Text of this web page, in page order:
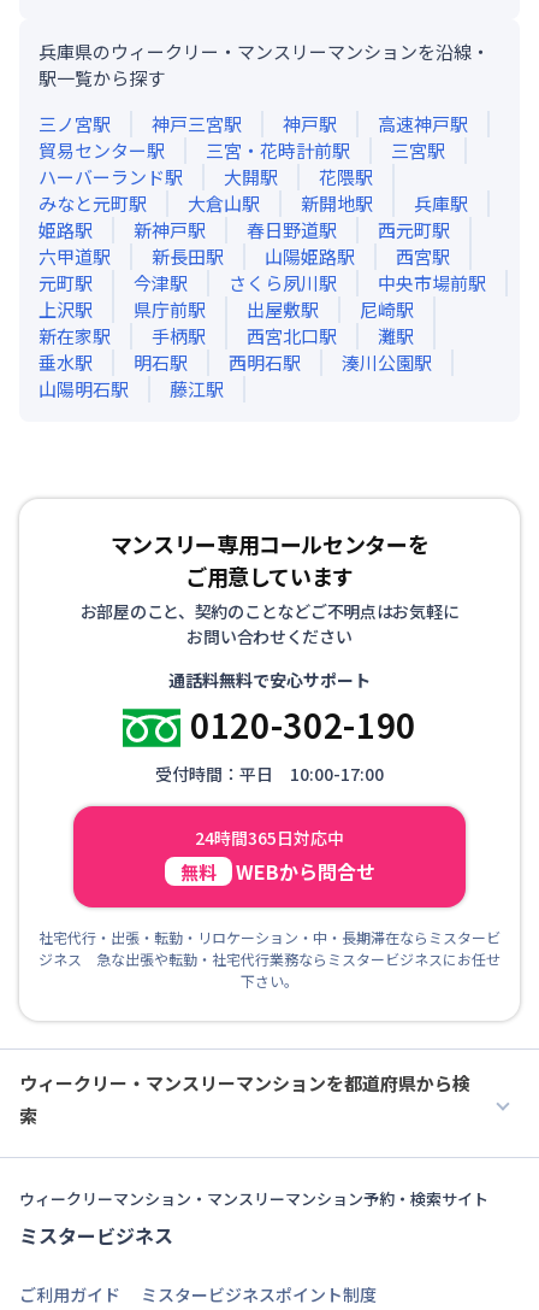
兵庫県のウィークリー・マンスリーマンションを沿線・
駅一覧から探す
三ノ宮駅 神戸三宮駅 神戸駅 高速神戸駅
貿易センター駅 三宮・花時計前駅 三宮駅
ハーバーランド駅 大開駅 花隈駅
みなと元町駅 大倉山駅 新開地駅 兵庫駅
姫路駅 新神戸駅 春日野道駅 西元町駅
六甲道駅 新長田駅 山陽姫路駅 西宮駅
元町駅 今津駅 さくら夙川駅 中央市場前駅
上沢駅 県庁前駅 出屋敷駅 尼崎駅
新在家駅 手柄駅 西宮北口駅 灘駅
垂水駅 明石駅 西明石駅 湊川公園駅
山陽明石駅 藤江駅
マンスリー専用コールセンターを
ご用意しています
お部屋のこと、契約のことなどご不明点はお気軽に
お問い合わせください
通話料無料で安心サポート
0120-302-190
受付時間：平日 10:00-17:00
24時間365日対応中
無料 WEBから問合せ
社宅代行・出張・転勤・リロケーション・中・長期滞在ならミスタービ
ジネス 急な出張や転勤・社宅代行業務ならミスタービジネスにお任せ
下さい。
ウィークリー・マンスリーマンションを都道府県から検
索
ウィークリーマンション・マンスリーマンション予約・検索サイト
ミスタービジネス
ご利用ガイド ミスタービジネスポイント制度